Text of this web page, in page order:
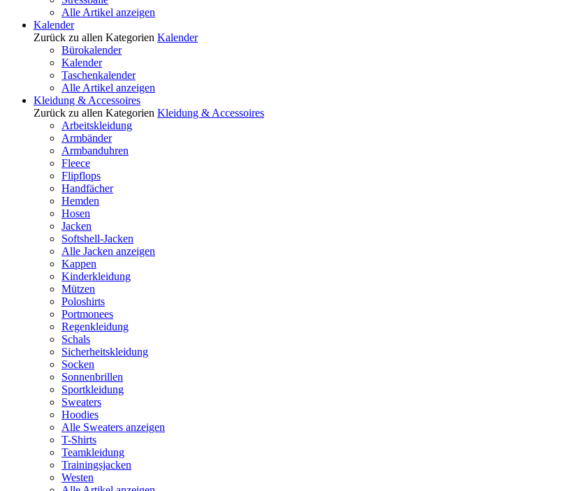
Alle Artikel anzeigen
Kalender
Zurück zu allen Kategorien Kalender
Bürokalender
Kalender
Taschenkalender
Alle Artikel anzeigen
Kleidung & Accessoires
Zurück zu allen Kategorien Kleidung & Accessoires
Arbeitskleidung
Armbänder
Armbanduhren
Fleece
Flipflops
Handfächer
Hemden
Hosen
Jacken
Softshell-Jacken
Alle Jacken anzeigen
Kappen
Kinderkleidung
Mützen
Poloshirts
Portmonees
Regenkleidung
Schals
Sicherheitskleidung
Socken
Sonnenbrillen
Sportkleidung
Sweaters
Hoodies
Alle Sweaters anzeigen
T-Shirts
Teamkleidung
Trainingsjacken
Westen